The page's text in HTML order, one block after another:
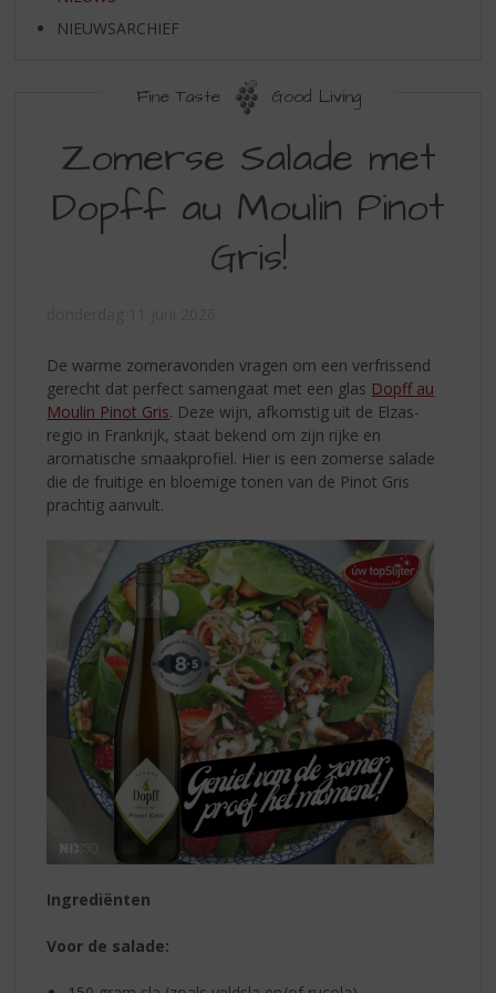
NIEUWSARCHIEF
Fine Taste Good Living
Zomerse Salade met
Dopff au Moulin Pinot
Gris!
De warme zomeravonden vragen om een verfrissend
gerecht dat perfect samengaat met een glas Dopff au
Moulin Pinot Gris. Deze wijn, afkomstig uit de Elzas-
regio in Frankrijk, staat bekend om zijn rijke en
aromatische smaakprofiel. Hier is een zomerse salade
die de fruitige en bloemige tonen van de Pinot Gris
prachtig aanvult.
Ingrediënten
Voor de salade: